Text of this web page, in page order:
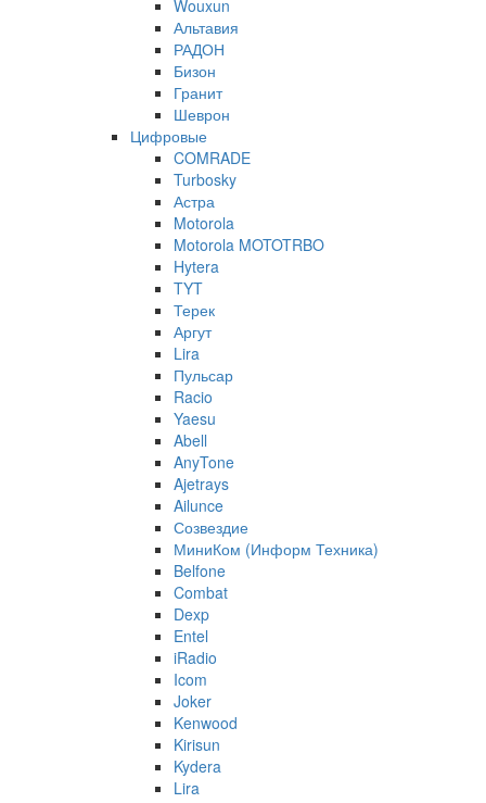
Wouxun
Альтавия
РАДОН
Бизон
Гранит
Шеврон
Цифровые
COMRADE
Turbosky
Астра
Motorola
Motorola MOTOTRBO
Hytera
TYT
Терек
Аргут
Lira
Пульсар
Racio
Yaesu
Abell
AnyTone
Ajetrays
Ailunce
Созвездие
МиниКом (Информ Техника)
Belfone
Combat
Dexp
Entel
iRadio
Icom
Joker
Kenwood
Kirisun
Kydera
Lira